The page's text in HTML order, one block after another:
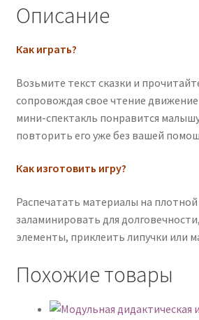
Описание
Как играть?
Возьмите текст сказки и
сопровождая свое чтение
мини-спектакль понравится
повторить его уже без вашей
Как изготовить игру?
Распечатать материалы на
заламинировать для
элементы, приклеить липучки или
Похожие товары